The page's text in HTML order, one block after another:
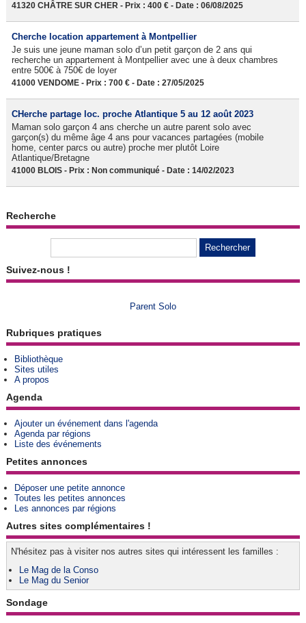
41320 CHÂTRE SUR CHER - Prix : 400 € - Date : 06/08/2025
Cherche location appartement à Montpellier
Je suis une jeune maman solo d’un petit garçon de 2 ans qui
recherche un appartement à Montpellier avec une à deux chambres
entre 500€ à 750€ de loyer
41000 VENDOME - Prix : 700 € - Date : 27/05/2025
CHerche partage loc. proche Atlantique 5 au 12 août 2023
Maman solo garçon 4 ans cherche un autre parent solo avec
garçon(s) du même âge 4 ans pour vacances partagées (mobile
home, center parcs ou autre) proche mer plutôt Loire
Atlantique/Bretagne
41000 BLOIS - Prix : Non communiqué - Date : 14/02/2023
Recherche
Suivez-nous !
Parent Solo
Rubriques pratiques
Bibliothèque
Sites utiles
A propos
Agenda
Ajouter un événement dans l'agenda
Agenda par régions
Liste des événements
Petites annonces
Déposer une petite annonce
Toutes les petites annonces
Les annonces par régions
Autres sites complémentaires !
N'hésitez pas à visiter nos autres sites qui intéressent les familles :
Le Mag de la Conso
Le Mag du Senior
Sondage